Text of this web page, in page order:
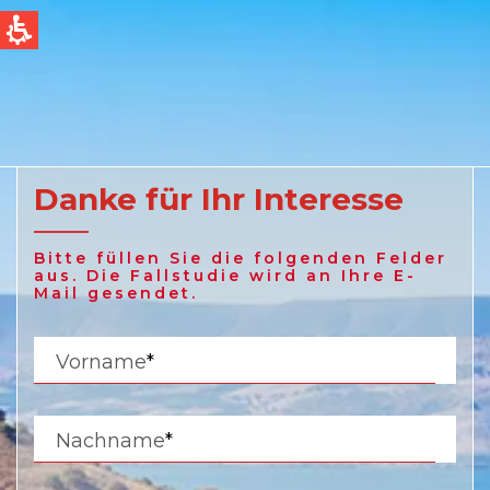
English
English
Spain & LATAM
Danke für Ihr Interesse
Bitte füllen Sie die folgenden Felder
aus. Die Fallstudie wird an Ihre E-
Mail gesendet.
Vorname*
Nachname*